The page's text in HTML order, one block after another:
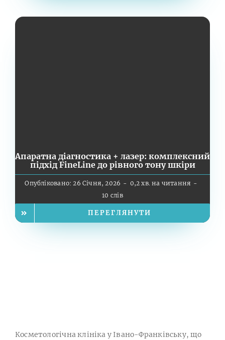
Апаратна діагностика + лазер: комплексний
підхід FineLine до рівного тону шкіри
Опубліковано: 26 Січня, 2026 - 0,2 хв. на читання -
10 слів
ПЕРЕГЛЯНУТИ
Косметологічна клініка у Івано-Франківську, що